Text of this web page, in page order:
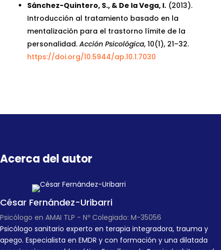
Sánchez-Quintero, S., & De la Vega, I. (2013).
Introducción al tratamiento basado en la
mentalización para el trastorno límite de la
personalidad.Acción Psicológica, 10(1), 21–32.
https://doi.org/10.5944/ap.10.1.7030
Acerca del autor
César Fernández-Uribarri
Psicólogo en AMAI TLP - Nº Colegiado: M-35056
Psicólogo sanitario experto en terapia integradora, trauma y
apego. Especialista en EMDR y con formación y una dilatada